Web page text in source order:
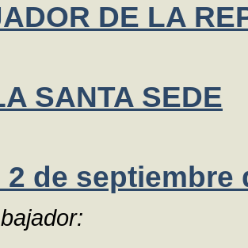
DE LA
SANTA SEDE
de septiembre